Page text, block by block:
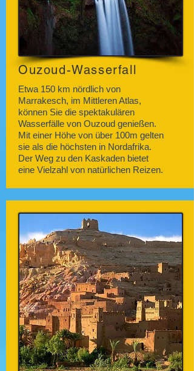
Ouzoud-Wasserfall
Etwa 150 km nördlich von
Marrakesch, im Mittleren Atlas,
können Sie die spektakulären
Wasserfälle von Ouzoud genießen.
Mit einer Höhe von über 100m gelten
sie als die höchsten in Nordafrika.
Der Weg zu den Kaskaden bietet
eine Vielzahl von natürlichen Reizen.